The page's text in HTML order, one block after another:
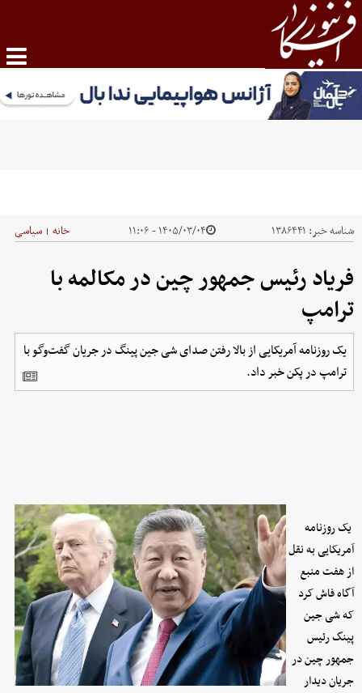
شناسه خبر: ۱۳۸۶۴۴۱ ۱۴۰۵/۰۳/۰۴ - ۱۱:۰۶ خانه | سیاسی
فریاد رئیس جمهور چین در مکالمه با
ترامپ
یک روزنامه آمریکایی از بالا رفتن صدای شی جین پینگ در جریان گفت‌و‌گو با
ترامپ در پکن خبر داد.
یک روزنامه
آمریکایی به نقل
از هفت منبع
آگاه فاش کرد
که شی جین
پینگ رئیس
جمهور چین در
جریان دیدار